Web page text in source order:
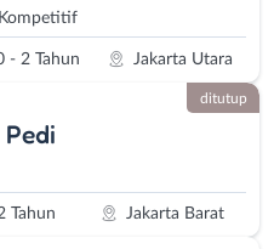
Kompetitif
- 2 Tahun Jakarta Utara
Tahun Jakarta Barat
ditutup